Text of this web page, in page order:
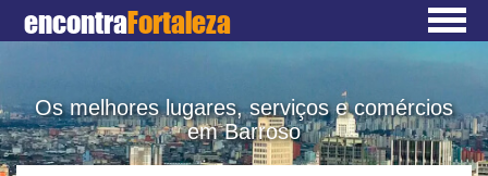
encontraFortaleza
Os melhores lugares, serviços e comércios
em Barroso